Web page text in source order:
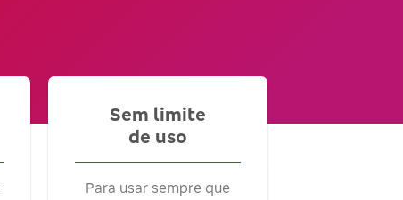
Sem limite
de uso
Para usar sempre que